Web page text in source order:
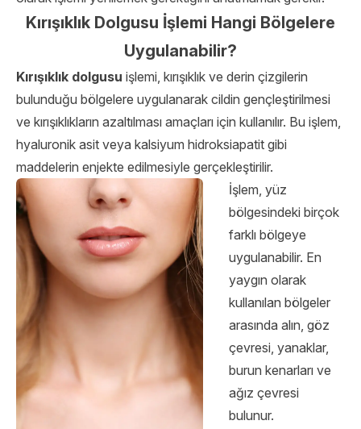
Kırışıklık Dolgusu İşlemi Hangi Bölgelere
Uygulanabilir?
Kırışıklık dolgusu işlemi, kırışıklık ve derin çizgilerin
bulunduğu bölgelere uygulanarak cildin gençleştirilmesi
ve kırışıklıkların azaltılması amaçları için kullanılır. Bu işlem,
hyaluronik asit veya kalsiyum hidroksiapatit gibi
maddelerin enjekte edilmesiyle gerçekleştirilir.
İşlem, yüz
bölgesindeki birçok
farklı bölgeye
uygulanabilir. En
yaygın olarak
kullanılan bölgeler
arasında alın, göz
çevresi, yanaklar,
burun kenarları ve
ağız çevresi
bulunur.